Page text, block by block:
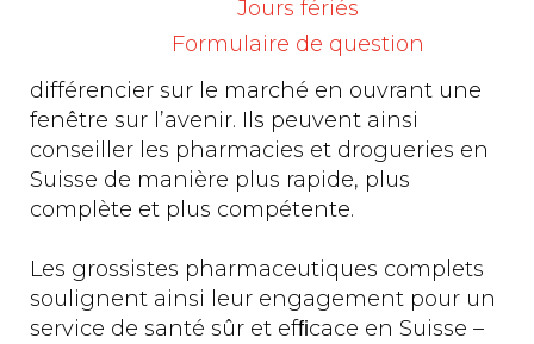
Jours fériés
Formulaire de question
les distributeurs pharmaceutiques
signataires sont convaincus de se
différencier sur le marché en ouvrant une
fenêtre sur l’avenir. Ils peuvent ainsi
conseiller les pharmacies et drogueries en
Suisse de manière plus rapide, plus
complète et plus compétente.
Les grossistes pharmaceutiques complets
soulignent ainsi leur engagement pour un
service de santé sûr et efﬁcace en Suisse –